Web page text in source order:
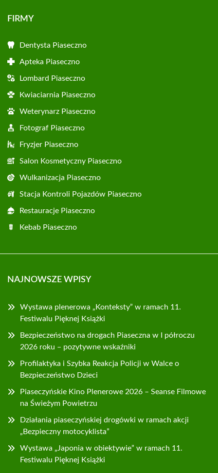
FIRMY
Dentysta Piaseczno
Apteka Piaseczno
Lombard Piaseczno
Kwiaciarnia Piaseczno
Weterynarz Piaseczno
Fotograf Piaseczno
Fryzjer Piaseczno
Salon Kosmetyczny Piaseczno
Wulkanizacja Piaseczno
Stacja Kontroli Pojazdów Piaseczno
Restauracje Piaseczno
Kebab Piaseczno
NAJNOWSZE WPISY
Wystawa plenerowa „Konteksty” w ramach 11.
Festiwalu Pięknej Książki
Bezpieczeństwo na drogach Piaseczna w I półroczu
2026 roku – pozytywne wskaźniki
Profilaktyka i Szybka Reakcja Policji w Walce o
Bezpieczeństwo Dzieci
Piaseczyńskie Kino Plenerowe 2026 – Seanse Filmowe
na Świeżym Powietrzu
Działania piaseczyńskiej drogówki w ramach akcji
„Bezpieczny motocyklista”
Wystawa „Japonia w obiektywie” w ramach 11.
Festiwalu Pięknej Książki